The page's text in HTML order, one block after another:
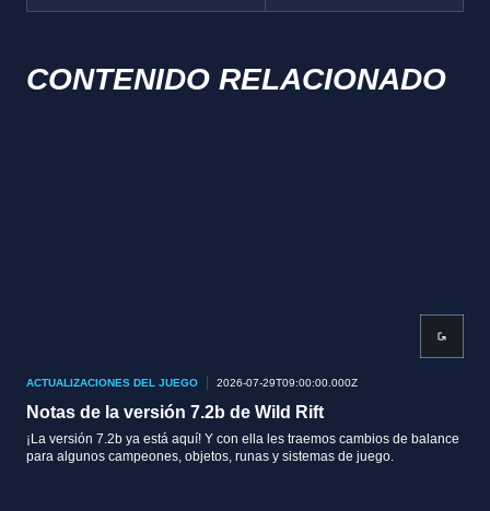
CONTENIDO RELACIONADO
ACTUALIZACIONES DEL JUEGO 2026-07-29T09:00:00.000Z
Notas de la versión 7.2b de Wild Rift
¡La versión 7.2b ya está aquí! Y con ella les traemos cambios de balance
para algunos campeones, objetos, runas y sistemas de juego.